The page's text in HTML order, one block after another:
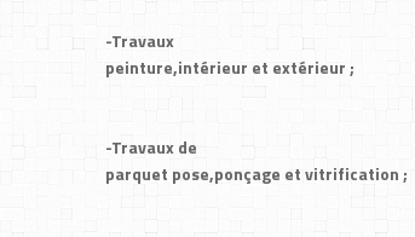
-Travaux
peinture,intérieur et extérieur ;
-Travaux de
parquet pose,ponçage et vitrification ;